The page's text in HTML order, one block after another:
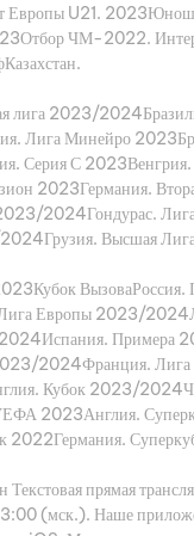
Европы U21.
ЧМ-2022.
лига 2023/
Лига Минейро
Серия С
2023Германия.
2024Гондурас. Лига
Высшая
Европы 2023/
Примера
2024Франция.
Кубок 2023/
2023Англия.
2022Германия.
прямая
(мск.). Наше